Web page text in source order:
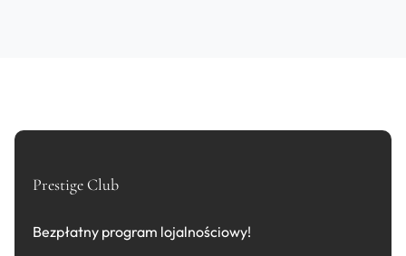
Prestige Club
Bezpłatny program lojalnościowy!